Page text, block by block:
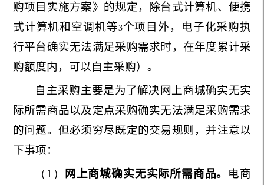
购项目实施方案》的规定，除台式计算机、便携
式计算机和空调机等3个项目外，电子化采购执
行平台确实无法满足采购需求时，在年度累计采
购额度内，可以自主采购）。
自主采购主要是为了解决网上商城确实无实
际所需商品以及定点采购确实无法满足采购需求
的问题。但必须穷尽既定的交易规则，并注意以
下事项：
（1）
网上商城确实无实际所需商品。 电商